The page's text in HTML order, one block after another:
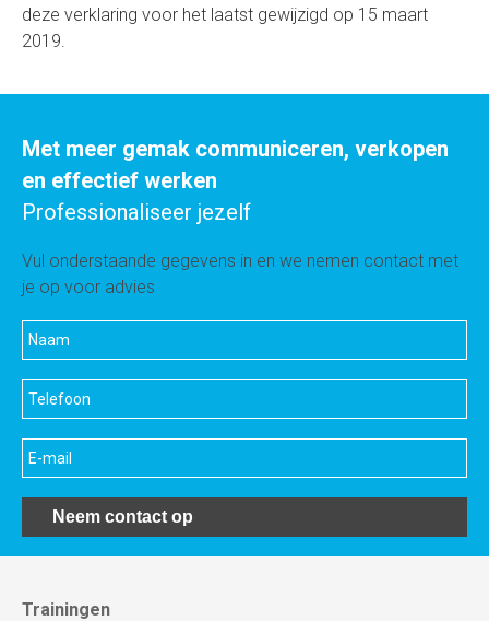
deze verklaring voor het laatst gewijzigd op 15 maart
2019.
Met meer gemak communiceren, verkopen
en effectief werken
Professionaliseer jezelf
Vul onderstaande gegevens in en we nemen contact met
je op voor advies
Neem contact op
Trainingen